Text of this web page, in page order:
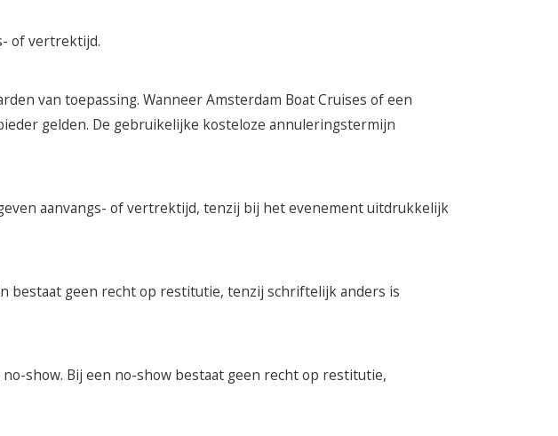
of vertrektijd.
van toepassing. Wanneer Amsterdam Boat Cruises of een
gelden. De gebruikelijke kosteloze annuleringstermijn
aanvangs- of vertrektijd, tenzij bij het evenement uitdrukkelijk
bestaat geen recht op restitutie, tenzij schriftelijk anders is
show. Bij een no-show bestaat geen recht op restitutie,